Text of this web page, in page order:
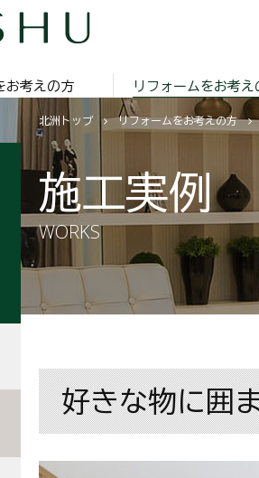
お考えの方 リフォームをお考え
北洲トップ リフォームをお考えの方
施工実例
WORKS
好きな物に囲